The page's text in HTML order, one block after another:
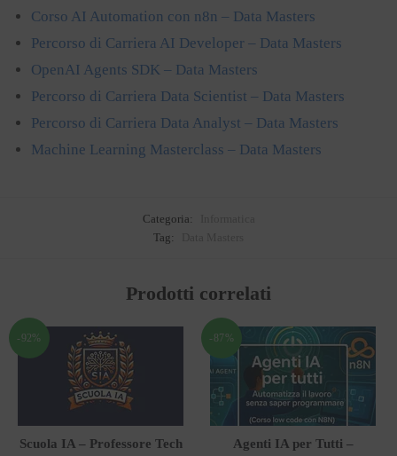
Corso AI Automation con n8n – Data Masters
Percorso di Carriera AI Developer – Data Masters
OpenAI Agents SDK – Data Masters
Percorso di Carriera Data Scientist – Data Masters
Percorso di Carriera Data Analyst – Data Masters
Machine Learning Masterclass – Data Masters
Categoria:
Tag:
Prodotti correlati
-92%
Scuola IA – Professore Tech
-87%
Agenti IA per Tutti –